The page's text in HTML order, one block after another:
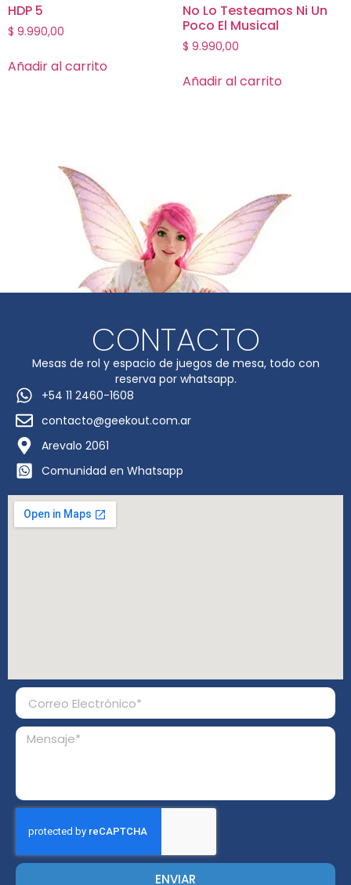
HDP 5
$ 9.990,00
Añadir al carrito
No Lo Testeamos Ni Un
Poco El Musical
$ 9.990,00
Añadir al carrito
CONTACTO
Mesas de rol y espacio de juegos de mesa, todo con
reserva por whatsapp.
+54 11 2460-1608
contacto@geekout.com.ar
Arevalo 2061
Comunidad en Whatsapp
ENVIAR